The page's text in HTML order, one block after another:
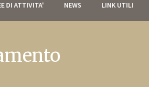
DI ATTIVITA' NEWS LINK UTILI